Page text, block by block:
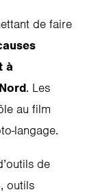
de faire
à
. Les
au film
langage.
de
outils